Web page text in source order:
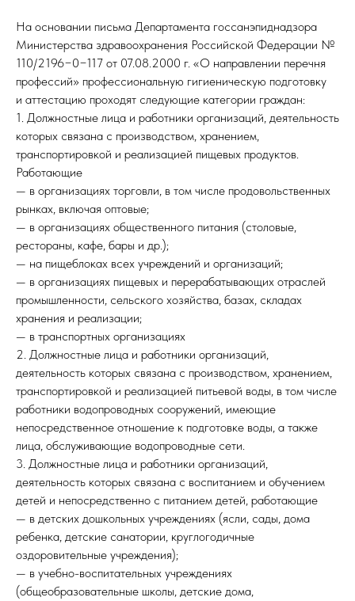
На основании письма Департамента госсанэпиднадзора
Министерства здравоохранения Российской Федерации №
110/2196−0−117 от 07.08.2000 г. «О направлении перечня
профессий» профессиональную гигиеническую подготовку
и аттестацию проходят следующие категории граждан:
1. Должностные лица и работники организаций, деятельность
которых связана с производством, хранением,
транспортировкой и реализацией пищевых продуктов.
Работающие
— в организациях торговли, в том числе продовольственных
рынках, включая оптовые;
— в организациях общественного питания (столовые,
рестораны, кафе, бары и др.);
— на пищеблоках всех учреждений и организаций;
— в организациях пищевых и перерабатывающих отраслей
промышленности, сельского хозяйства, базах, складах
хранения и реализации;
— в транспортных организациях
2. Должностные лица и работники организаций,
деятельность которых связана с производством, хранением,
транспортировкой и реализацией питьевой воды, в том числе
работники водопроводных сооружений, имеющие
непосредственное отношение к подготовке воды, а также
лица, обслуживающие водопроводные сети.
3. Должностные лица и работники организаций,
деятельность которых связана с воспитанием и обучением
детей и непосредственно с питанием детей, работающие
— в детских дошкольных учреждениях (ясли, сады, дома
ребенка, детские санатории, круглогодичные
оздоровительные учреждения);
— в учебно-воспитательных учреждениях
(общеобразовательные школы, детские дома,